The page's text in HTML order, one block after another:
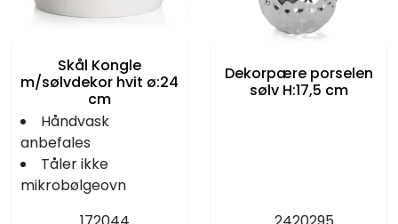
Skål Kongle
m/sølvdekor hvit ø:24
cm
Håndvask
anbefales
Tåler ikke
mikrobølgeovn
Dekorpære porselen
sølv H:17,5 cm